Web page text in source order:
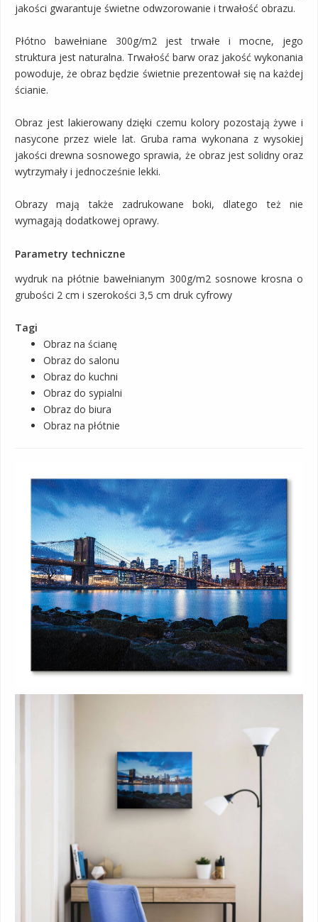
jakości gwarantuje świetne odwzorowanie i trwałość obrazu.
Płótno bawełniane 300g/m2 jest trwałe i mocne, jego
struktura jest naturalna. Trwałość barw oraz jakość wykonania
powoduje, że obraz będzie świetnie prezentował się na każdej
ścianie.
Obraz jest lakierowany dzięki czemu kolory pozostają żywe i
nasycone przez wiele lat. Gruba rama wykonana z wysokiej
jakości drewna sosnowego sprawia, że obraz jest solidny oraz
wytrzymały i jednocześnie lekki.
Obrazy mają także zadrukowane boki, dlatego też nie
wymagają dodatkowej oprawy.
Parametry techniczne
wydruk na płótnie bawełnianym 300g/m2 sosnowe krosna o
grubości 2 cm i szerokości 3,5 cm druk cyfrowy
Tagi
Obraz na ścianę
Obraz do salonu
Obraz do kuchni
Obraz do sypialni
Obraz do biura
Obraz na płótnie